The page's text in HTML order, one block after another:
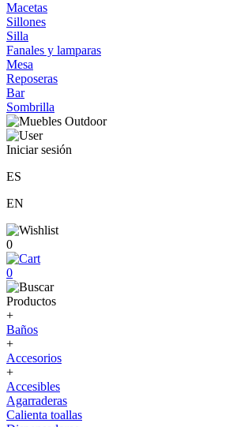
Macetas
Sillones
Silla
Fanales y lamparas
Mesa
Reposeras
Bar
Sombrilla
Iniciar sesión
ES
EN
0
0
Productos
+
Baños
+
Accesorios
+
Accesibles
Agarraderas
Calienta toallas